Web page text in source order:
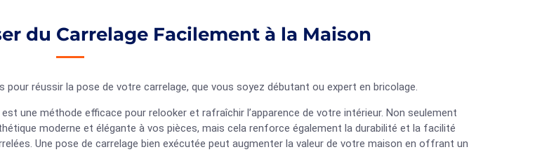
du Carrelage Facilement à la Maison
pour réussir la pose de votre carrelage, que vous soyez débutant ou expert en bricolage.
une méthode efficace pour relooker et rafraîchir l’apparence de votre intérieur. Non seulement
moderne et élégante à vos pièces, mais cela renforce également la durabilité et la facilité
Une pose de carrelage bien exécutée peut augmenter la valeur de votre maison en offrant un